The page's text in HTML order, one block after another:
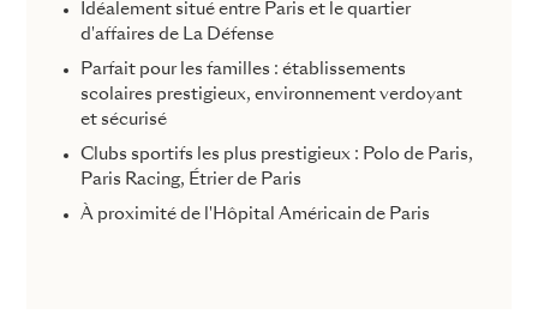
Idéalement situé entre Paris et le quartier
d'affaires de La Défense
Parfait pour les familles : établissements
scolaires prestigieux, environnement verdoyant
et sécurisé
Clubs sportifs les plus prestigieux : Polo de Paris,
Paris Racing, Étrier de Paris
À proximité de l'Hôpital Américain de Paris